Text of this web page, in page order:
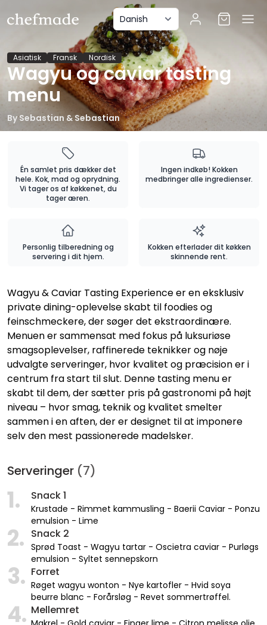
Asiatisk Fransk Nordisk
Wagyu og caviar tasting
menu
BySebastian & Sebastian
Én samlet pris dækker det
hele. Kok, mad og oprydning.
Vi tager os af køkkenet, du
tager æren.
Ingen indkøb! Kokken
medbringer alle ingredienser.
Personlig tilberedning og
servering i dit hjem.
Kokken efterlader dit køkken
skinnende rent.
Wagyu & Caviar Tasting Experience er en eksklusiv
private dining-oplevelse skabt til foodies og
feinschmeckere, der søger det ekstraordinære.
Menuen er sammensat med fokus på luksuriøse
smagsoplevelser, raffinerede teknikker og nøje
udvalgte serveringer, hvor kvalitet og præcision er i
centrum fra start til slut. Denne tasting menu er
skabt til dem, der sætter pris på gastronomi på højt
niveau – hvor smag, teknik og kvalitet smelter
sammen i en aften, der er designet til at imponere
selv den mest passionerede madelsker.
Serveringer (7)
1. Snack 1
Krustade - Rimmet kammusling - Baerii Caviar - Ponzu
emulsion - Lime
2. Snack 2
Sprød Toast - Wagyu tartar - Oscietra caviar - Purløgs
emulsion - Syltet sennepskorn
3. Forret
Røget wagyu wonton - Nye kartofler - Hvid soya
beurre blanc - Forårsløg - Revet sommertrøffel.
4. Mellemret